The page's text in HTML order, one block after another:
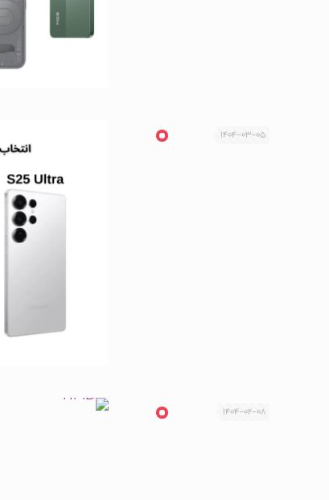
1404-03-05
1404-02-08